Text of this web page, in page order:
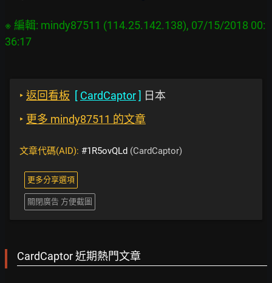
※ 編輯: mindy87511 (114.25.142.138), 07/15/2018 00:
‣ 返回看板 [ CardCaptor] 日本
‣ 更多 mindy87511 的文章
文章代碼(AID): #1R5ovQLd (CardCaptor)
更多分享選項
關閉廣告 方便截圖
CardCaptor 近期熱門文章